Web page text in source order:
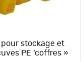
pour stockage et
PE ‘coffres »